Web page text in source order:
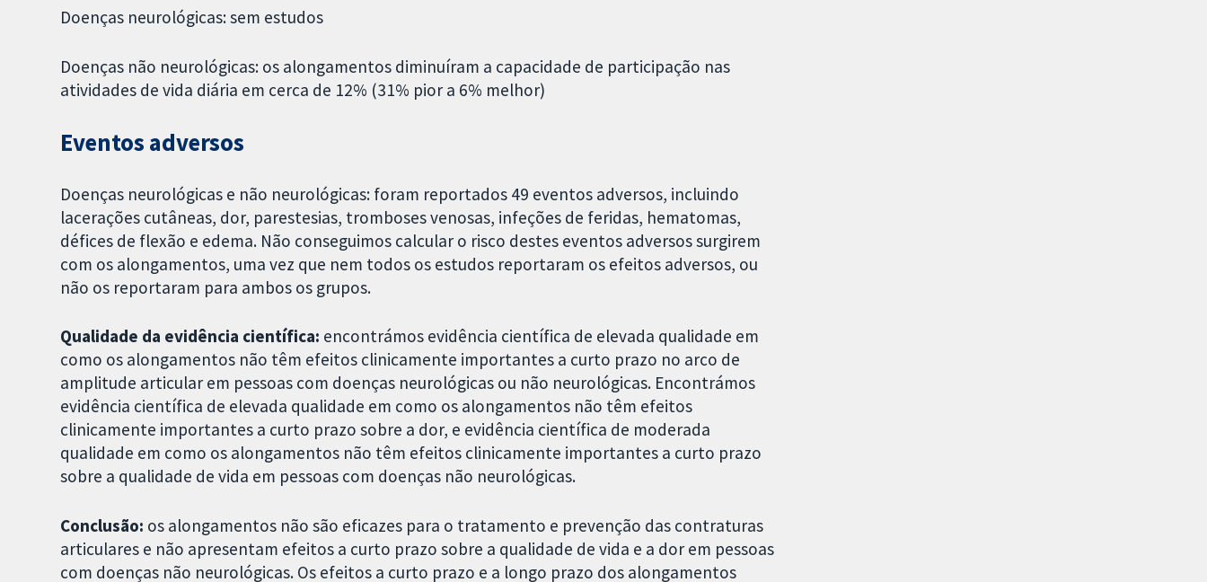
Doenças neurológicas: sem estudos
Doenças não neurológicas: os alongamentos diminuíram a capacidade de participação nas
atividades de vida diária em cerca de 12% (31% pior a 6% melhor)
Eventos adversos
Doenças neurológicas e não neurológicas: foram reportados 49 eventos adversos, incluindo
lacerações cutâneas, dor, parestesias, tromboses venosas, infeções de feridas, hematomas,
défices de flexão e edema. Não conseguimos calcular o risco destes eventos adversos surgirem
com os alongamentos, uma vez que nem todos os estudos reportaram os efeitos adversos, ou
não os reportaram para ambos os grupos.
Qualidade da evidência científica: encontrámos evidência científica de elevada qualidade em
como os alongamentos não têm efeitos clinicamente importantes a curto prazo no arco de
amplitude articular em pessoas com doenças neurológicas ou não neurológicas. Encontrámos
evidência científica de elevada qualidade em como os alongamentos não têm efeitos
clinicamente importantes a curto prazo sobre a dor, e evidência científica de moderada
qualidade em como os alongamentos não têm efeitos clinicamente importantes a curto prazo
sobre a qualidade de vida em pessoas com doenças não neurológicas.
Conclusão: os alongamentos não são eficazes para o tratamento e prevenção das contraturas
articulares e não apresentam efeitos a curto prazo sobre a qualidade de vida e a dor em pessoas
com doenças não neurológicas. Os efeitos a curto prazo e a longo prazo dos alongamentos